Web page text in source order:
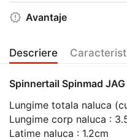
Avantaje
Descriere
Spinnertail Spinmad
Lungime totala naluca
Lungime corp naluca :
Latime naluca : 1.2cm